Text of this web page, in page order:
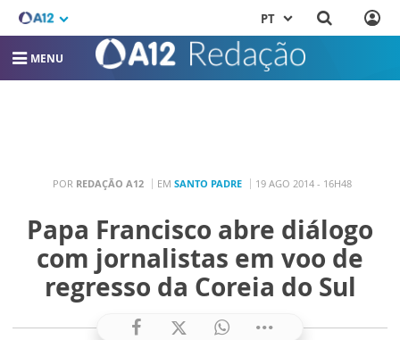
PT
MENU
POR REDAÇÃO A12 EM SANTO PADRE 19 AGO 2014 - 16H48
Papa Francisco abre diálogo
com jornalistas em voo de
regresso da Coreia do Sul